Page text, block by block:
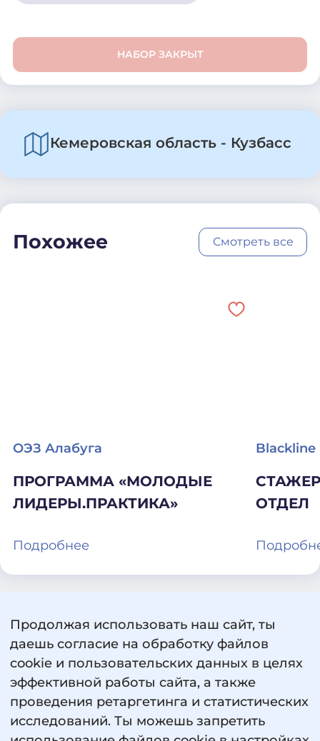
НАБОР ЗАКРЫТ
Кемеровская область - Кузбасс
Похожее Смотреть все
ОЭЗ Алабуга
ПРОГРАММА «МОЛОДЫЕ
ЛИДЕРЫ.ПРАКТИКА»
Подробнее
Blackline
ОТДЕЛ
Продолжая использовать наш сайт, ты
даешь согласие на обработку файлов
cookie и пользовательских данных в целях
эффективной работы сайта, а также
проведения ретаргетинга и статистических
исследований. Ты можешь запретить